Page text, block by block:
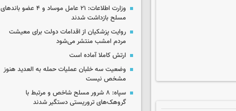
وزارت اطلاعات: ۲۱ عامل موساد و ۴ عضو باندهای
مسلح بازداشت شدند
روایت پزشکیان از اقدامات دولت برای معیشت
مردم امشب منتشر می‌شود
ارتش کاملا آماده است
وضعیت سه خلبان عملیات حمله به العدید هنوز
مشخص نیست
سپاه: ۸ شرور مسلح شاخص و مرتبط با
گروهک‌های تروریستی دستگیر شدند